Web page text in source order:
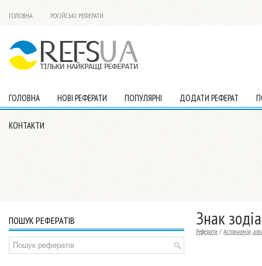
ГОЛОВНА РОСІЙСЬКІ РЕФЕРАТИ
ГОЛОВНА НОВІ РЕФЕРАТИ ПОПУЛЯРНІ ДОДАТИ РЕФЕРАТ
КОНТАКТИ
Знак
Реферати / Астрономія,
ПОШУК РЕФЕРАТІВ